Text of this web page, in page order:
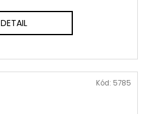
DETAIL
Kód: 5785